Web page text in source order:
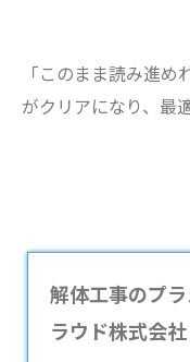
「このまま読み進
がクリアになり、最
解体工事のプ
ラウド株式会社